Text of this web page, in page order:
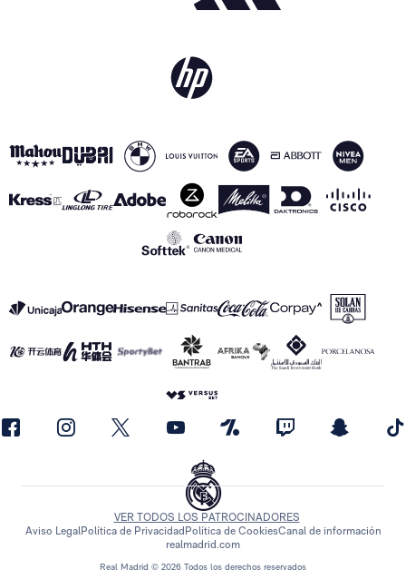
Real Madrid © 2026 Todos los derechos reservados
VER TODOS LOS PATROCINADORES
Aviso LegalPolítica de Privacidad Política de CookiesCanal de información
realmadrid.com